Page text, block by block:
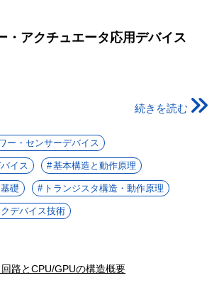
・アクチュエータ応用デバイス
続きを読む
ー・センサーデバイス
イス 基本構造と動作原理
礎 トランジスタ構造・動作原理
デバイス技術